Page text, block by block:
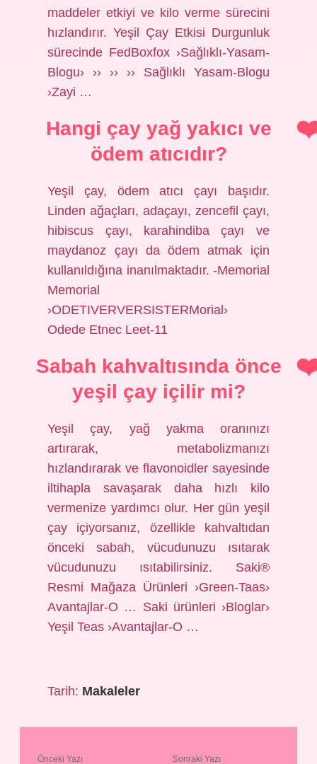
maddeler etkiyi ve kilo verme sürecini
hızlandırır. Yeşil Çay Etkisi Durgunluk
sürecinde FedBoxfox ›Sağlıklı-Yasam-
Blogu› ›› ›› ›› Sağlıklı Yasam-Blogu
›Zayi …
Hangi çay yağ yakıcı ve
ödem atıcıdır?
Yeşil çay, ödem atıcı çayı başıdır.
Linden ağaçları, adaçayı, zencefil çayı,
hibiscus çayı, karahindiba çayı ve
maydanoz çayı da ödem atmak için
kullanıldığına inanılmaktadır. -Memorial
Memorial
›ODETIVERVERSISTERMorial›
Odede Etnec Leet-11
Sabah kahvaltısında önce
yeşil çay içilir mi?
Yeşil çay, yağ yakma oranınızı
artırarak, metabolizmanızı
hızlandırarak ve flavonoidler sayesinde
iltihapla savaşarak daha hızlı kilo
vermenize yardımcı olur. Her gün yeşil
çay içiyorsanız, özellikle kahvaltıdan
önceki sabah, vücudunuzu ısıtarak
vücudunuzu ısıtabilirsiniz. Saki®
Resmi Mağaza Ürünleri ›Green-Taas›
Avantajlar-O … Saki ürünleri ›Bloglar›
Yeşil Teas ›Avantajlar-O …
Tarih: Makaleler
Önceki Yazı Sonraki Yazı